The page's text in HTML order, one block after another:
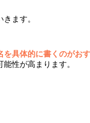
ます。
を具体的に書くのがお
性が高まります。